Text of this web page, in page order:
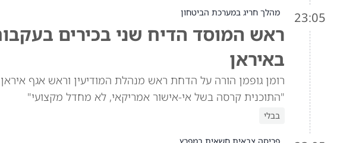
23:05 מהלך חריג במערכת הביטחון
ראש המוסד הדיח שני בכירים
באיראן
רומן גופמן הורה על הדחת ראש מנהלת המודיעין וראש אגף
"התוכנית קרסה בשל אי-אישור אמריקאי, לא מחדל מקצועי"
בבלי